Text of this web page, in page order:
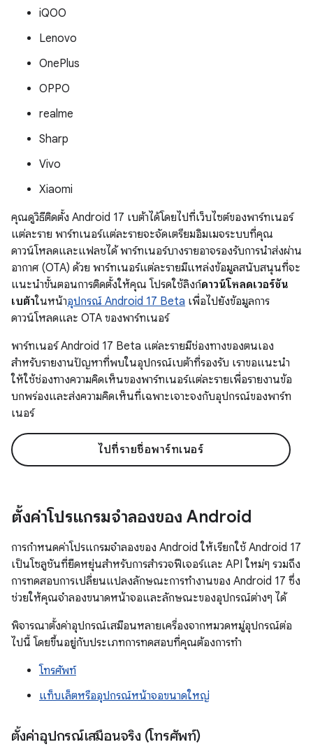
iQOO
Lenovo
OnePlus
OPPO
realme
Sharp
Vivo
Xiaomi
คุณดูวิธีติดตั้ง Android 17 เบต้าได้โดยไปที่เว็บไซต์ของพาร์ทเนอร์
แต่ละราย พาร์ทเนอร์แต่ละรายจะจัดเตรียมอิมเมจระบบที่คุณ
ดาวน์โหลดและแฟลชได้ พาร์ทเนอร์บางรายอาจรองรับการนำส่งผ่าน
อากาศ (OTA) ด้วย พาร์ทเนอร์แต่ละรายมีแหล่งข้อมูลสนับสนุนที่จะ
แนะนำขั้นตอนการติดตั้งให้คุณ โปรดใช้ลิงก์ดาวน์โหลดเวอร์ชัน
เบต้าในหน้าอุปกรณ์ Android 17 Beta เพื่อไปยังข้อมูลการ
ดาวน์โหลดและ OTA ของพาร์ทเนอร์
พาร์ทเนอร์ Android 17 Beta แต่ละรายมีช่องทางของตนเอง
สำหรับรายงานปัญหาที่พบในอุปกรณ์เบต้าที่รองรับ เราขอแนะนำ
ให้ใช้ช่องทางความคิดเห็นของพาร์ทเนอร์แต่ละรายเพื่อรายงานข้อ
บกพร่องและส่งความคิดเห็นที่เฉพาะเจาะจงกับอุปกรณ์ของพาร์ท
เนอร์
ไปที่รายชื่อพาร์ทเนอร์
ตั้งค่าโปรแกรมจำลองของ Android
การกำหนดค่าโปรแกรมจำลองของ Android ให้เรียกใช้ Android 17
เป็นโซลูชันที่ยืดหยุ่นสำหรับการสำรวจฟีเจอร์และ API ใหม่ๆ รวมถึง
การทดสอบการเปลี่ยนแปลงลักษณะการทำงานของ Android 17 ซึ่ง
ช่วยให้คุณจำลองขนาดหน้าจอและลักษณะของอุปกรณ์ต่างๆ ได้
พิจารณาตั้งค่าอุปกรณ์เสมือนหลายเครื่องจากหมวดหมู่อุปกรณ์ต่อ
ไปนี้ โดยขึ้นอยู่กับประเภทการทดสอบที่คุณต้องการทำ
โทรศัพท์
แท็บเล็ตหรืออุปกรณ์หน้าจอขนาดใหญ่
ตั้งค่าอุปกรณ์เสมือนจริง (โทรศัพท์)